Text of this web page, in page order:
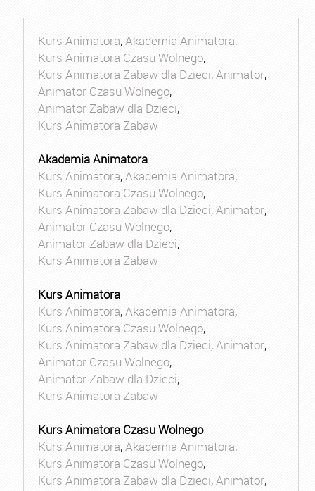
Kurs Animatora,Akademia Animatora,
Kurs Animatora Czasu Wolnego,
Kurs Animatora Zabaw dla Dzieci,Animator,
Animator Czasu Wolnego,
Animator Zabaw dla Dzieci,
Kurs Animatora Zabaw
Akademia Animatora
Kurs Animatora,Akademia Animatora,
Kurs Animatora Czasu Wolnego,
Kurs Animatora Zabaw dla Dzieci,Animator,
Animator Czasu Wolnego,
Animator Zabaw dla Dzieci,
Kurs Animatora Zabaw
Kurs Animatora
Kurs Animatora,Akademia Animatora,
Kurs Animatora Czasu Wolnego,
Kurs Animatora Zabaw dla Dzieci,Animator,
Animator Czasu Wolnego,
Animator Zabaw dla Dzieci,
Kurs Animatora Zabaw
Kurs Animatora Czasu Wolnego
Kurs Animatora,Akademia Animatora,
Kurs Animatora Czasu Wolnego,
Kurs Animatora Zabaw dla Dzieci,Animator,